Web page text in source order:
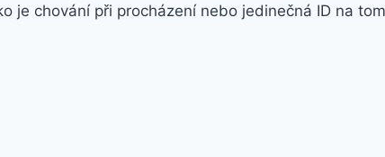
je chování při procházení nebo jedinečná ID na